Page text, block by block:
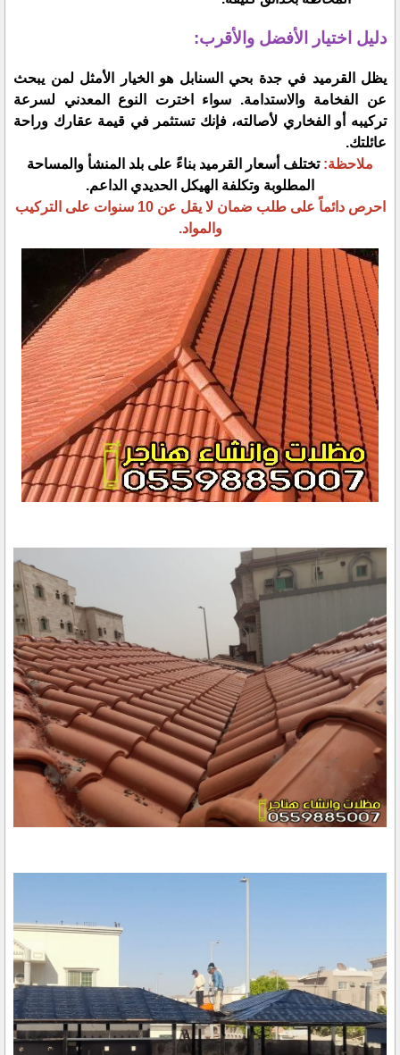
​دليل اختيار الأفضل والأقرب:
​يظل القرميد في جدة بحي السنابل هو الخيار الأمثل لمن يبحث
عن الفخامة والاستدامة. سواء اخترت النوع المعدني لسرعة
تركيبه أو الفخاري لأصالته، فإنك تستثمر في قيمة عقارك وراحة
عائلتك.
​ملاحظة:تختلف أسعار القرميد بناءً على بلد المنشأ والمساحة
المطلوبة وتكلفة الهيكل الحديدي الداعم.
احرص دائماً على طلب ضمان لا يقل عن 10 سنوات على التركيب
والمواد.